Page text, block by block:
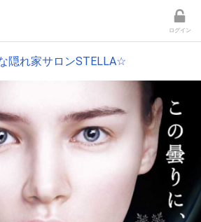
ログイン
隠れ家サロンSTELLA☆